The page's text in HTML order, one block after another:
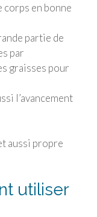
en bonne
partie de
par
graisses pour
l’avancement
aussi propre
utiliser